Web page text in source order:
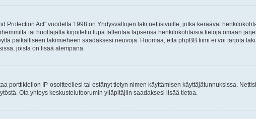
Protection Act" vuodelta 1998 on Yhdysvaltojen laki nettisivuille, jotka keräävät
tai huoltajalta kirjoitettu lupa tallentaa lapsensa henkilökohtaisia tietoja omaan
paikalliseen lakimieheen saadaksesi neuvoja. Huomaa, että phpBB tiimi ei voi tarjota
joista on lisää alempana.
porttikiellon IP-osoitteellesi tai estänyt tietyn nimen käyttämisen käyttäjätunnuksissa.
Ota yhteys keskustelufoorumin ylläpitäjiin saadaksesi lisää tietoa.